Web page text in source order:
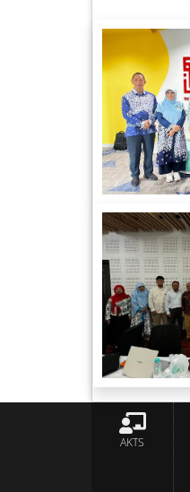
AKTS